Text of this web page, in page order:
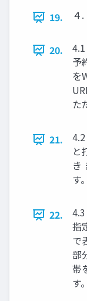
19. ４
20.
予
を
た
21.
と
き
す
22.
指
で
部
帯
す